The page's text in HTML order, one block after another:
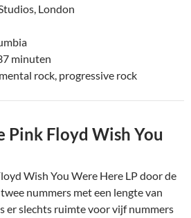
London
minuten
rock, progressive rock
Pink Floyd Wish You
Wish You Were Here LP door de
nummers met een lengte van
er slechts ruimte voor vijf nummers